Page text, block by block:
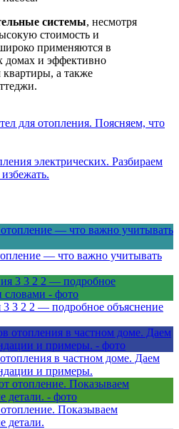
системы, несмотря
стоимость и
применяются в
и эффективно
а также
для отопления. Поясняем, что
электрических. Разбираем
— что важно учитывать
3 3 2 2 — подробное объяснение
в частном доме. Даем
и примеры.
Показываем
детали.